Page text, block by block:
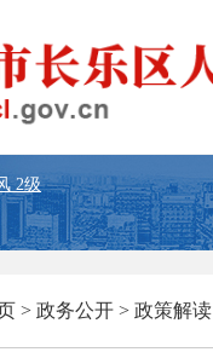
> 政务公开 > 政策解读